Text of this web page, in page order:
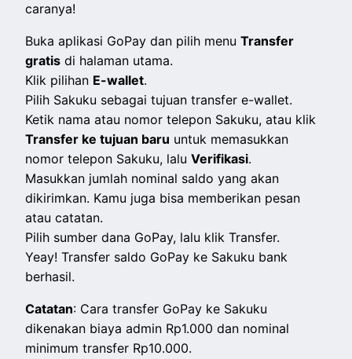
caranya!
Buka aplikasi GoPay dan pilih menuTransfer
gratis di halaman utama.
Klik pilihan E-wallet.
Pilih Sakuku sebagai tujuan transfer e-wallet.
Ketik nama atau nomor telepon Sakuku, atau klik
Transfer ke tujuan baru untuk memasukkan
nomor telepon Sakuku, laluVerifikasi.
Masukkan jumlah nominal saldo yang akan
dikirimkan. Kamu juga bisa memberikan pesan
atau catatan.
Pilih sumber dana GoPay, lalu klik Transfer.
Yeay! Transfer saldo GoPay ke Sakuku bank
berhasil.
Catatan: Cara transfer GoPay ke Sakuku
dikenakan biaya admin Rp1.000 dan nominal
minimum transfer Rp10.000.